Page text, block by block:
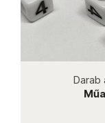
Darab